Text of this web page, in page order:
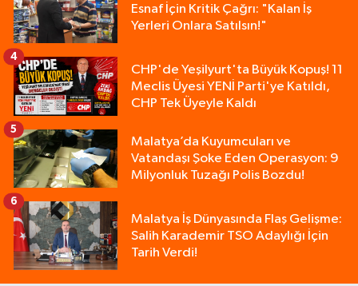
Esnaf İçin Kritik Çağrı: "Kalan İş
Yerleri Onlara Satılsın!"
CHP'de Yeşilyurt'ta Büyük Kopuş! 11
Meclis Üyesi YENİ Parti'ye Katıldı,
CHP Tek Üyeyle Kaldı
4
Malatya’da Kuyumcuları ve
Vatandaşı Şoke Eden Operasyon: 9
Milyonluk Tuzağı Polis Bozdu!
5
Malatya İş Dünyasında Flaş Gelişme:
Salih Karademir TSO Adaylığı İçin
Tarih Verdi!
6